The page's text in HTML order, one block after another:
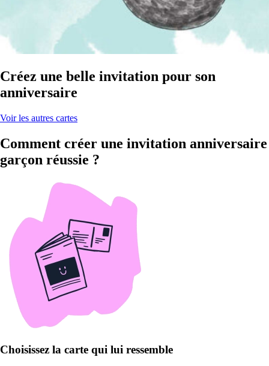
Créez une belle invitation pour son
anniversaire
Voir les autres cartes
Comment créer une invitation anniversaire
garçon réussie ?
Choisissez la carte qui lui ressemble